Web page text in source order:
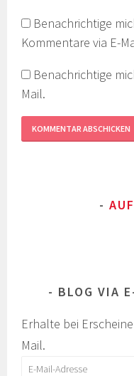
Benachrichtige
Kommentare via E-
Benachrichtige
Mail.
BLOG VIA
Erhalte bei
Mail.
E-